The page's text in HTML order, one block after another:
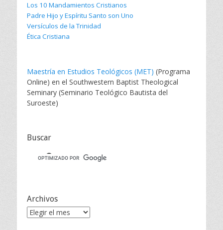
Los 10 Mandamientos Cristianos
Padre Hijo y Espíritu Santo son Uno
Versículos de la Trinidad
Ética Cristiana
Maestría en Estudios Teológicos (MET) (Programa
Online) en el Southwestern Baptist Theological
Seminary (Seminario Teológico Bautista del
Suroeste)
Buscar
Archivos
Archivos